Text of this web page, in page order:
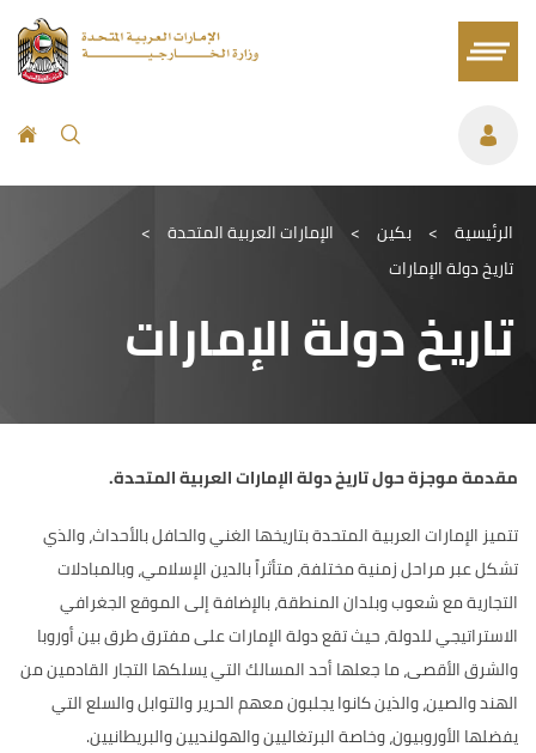
الرئيسية > بكين > الإمارات العربية المتحدة >
تاريخ دولة الإمارات
تاريخ دولة الإمارات
مقدمة موجزة حول تاريخ دولة الإمارات العربية المتحدة.
تتميز الإمارات العربية المتحدة بتاريخها الغني والحافل بالأحداث، والذي
تشكل عبر مراحلزمنية مختلفة، متأثراً بالدين الإسلامي، وبالمبادلات
التجارية مع شعوب وبلدان المنطقة، بالإضافة إلى الموقع الجغرافي
الاستراتيجي للدولة، حيث تقع دولة الإمارات على مفترق طرق بين أوروبا
والشرق الأقصى، ما جعلها أحد المسالك التي يسلكها التجار القادمين من
الهند والصين، والذين كانوا يجلبون معهم الحرير والتوابل والسلع التي
يفضلها الأوروبيون، وخاصة البرتغاليين والهولنديين والبريطانيين.